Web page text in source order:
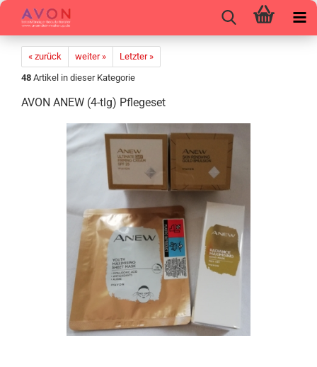
« zurück weiter »
Letzter »
48 Artikel in dieser Kategorie
AVON ANEW (4-tlg) Pfle­ge­set